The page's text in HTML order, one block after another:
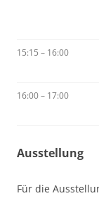
15:15 – 16:00
16:00 – 17:00
Ausstellung
Für die